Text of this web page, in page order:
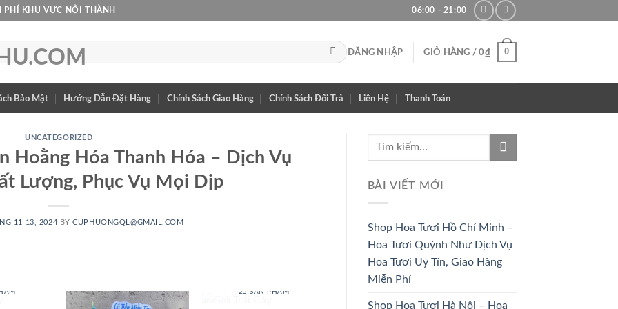
KHU VỰC NỘI THÀNH 06:00 - 21:00
ĐĂNG NHẬP GIỎ HÀNG /0₫ 0
Bảo Mật Hướng Dẫn Đặt Hàng Chính Sách Giao Hàng Chính Sách Đổi Trả Liên Hệ Thanh Toán
UNCATEGORIZED
Hoằng Hóa Thanh Hóa – Dịch Vụ
Lượng, Phục Vụ Mọi Dịp
11 13, 2024 BYCUPHUONGQL@GMAIL.COM
25 SẢN PHẨM
BÀI VIẾT MỚI
Shop Hoa Tươi Hồ Chí Minh –
Hoa Tươi Quỳnh Như Dịch Vụ
Hoa Tươi Uy Tín, Giao Hàng
Miễn Phí
Shop Hoa Tươi Hà Nội – Hoa